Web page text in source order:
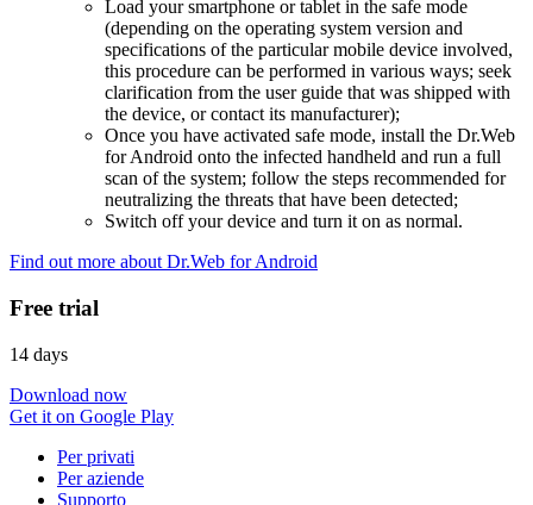
Load your smartphone or tablet in the safe mode
(depending on the operating system version and
specifications of the particular mobile device involved,
this procedure can be performed in various ways; seek
clarification from the user guide that was shipped with
the device, or contact its manufacturer);
Once you have activated safe mode, install the Dr.Web
for Android onto the infected handheld and run a full
scan of the system; follow the steps recommended for
neutralizing the threats that have been detected;
Switch off your device and turn it on as normal.
Find out more about Dr.Web for Android
Free trial
14 days
Download now
Get it on Google Play
Per privati
Per aziende
Supporto